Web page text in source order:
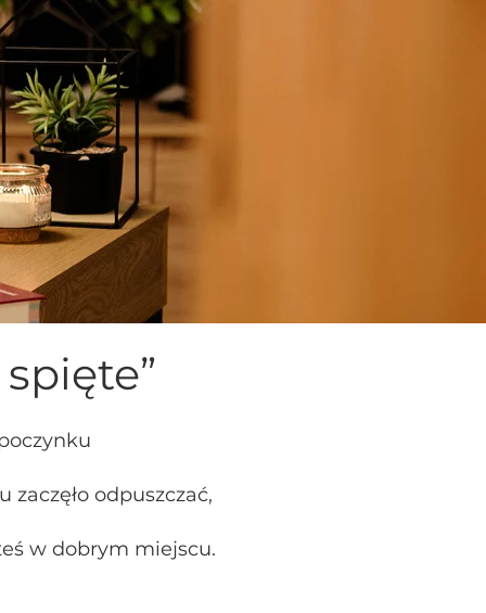
odpuszczać,
w dobrym miejscu.